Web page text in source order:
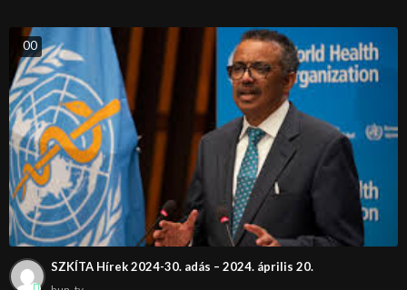
00
SZKÍTA Hírek 2024-30. adás – 2024. április 20.